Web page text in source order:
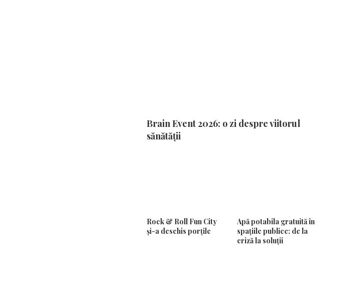
Brain Event 2026: o zi despre viitorul
sănătății
Rock & Roll Fun City
și-a deschis porțile
Apă potabila gratuită în
spațiile publice: de la
criză la soluții